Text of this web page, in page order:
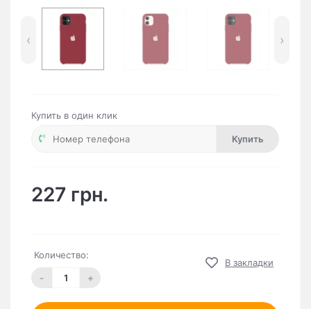
‹ ›
Купить в один клик
Купить
227 грн.
Количество:
- +
В закладки